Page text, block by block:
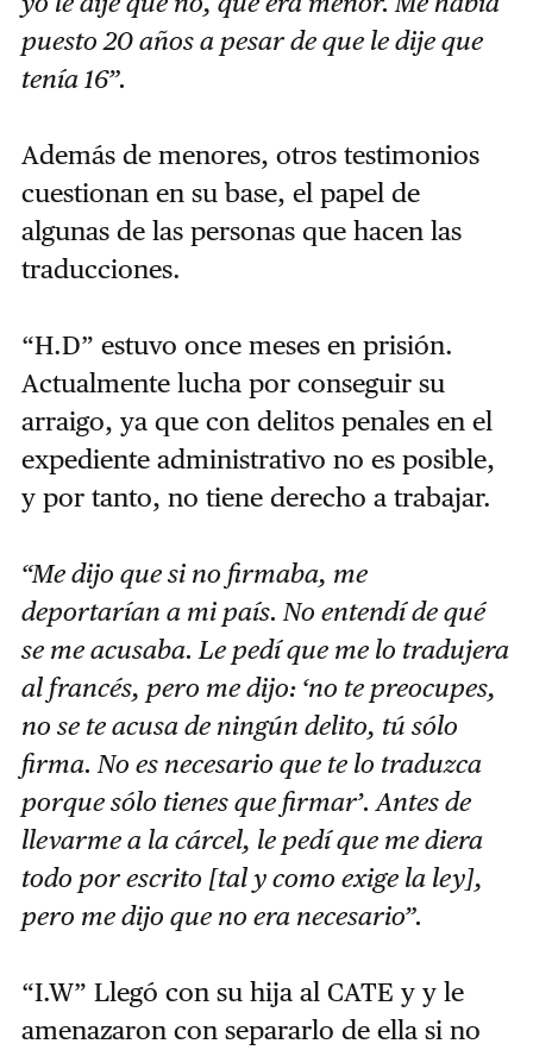
puesto 20 años a pesar de que le dije que
tenía 16”.
Además de menores, otros testimonios
cuestionan en su base, el papel de
algunas de las personas que hacen las
traducciones.
“H.D” estuvo once meses en prisión.
Actualmente lucha por conseguir su
arraigo, ya que con delitos penales en el
expediente administrativo no es posible,
y por tanto, no tiene derecho a trabajar.
“Me dijo que si no firmaba, me
deportarían a mi país. No entendí de qué
se me acusaba. Le pedí que me lo tradujera
al francés, pero me dijo: ‘no te preocupes,
no se te acusa de ningún delito, tú sólo
firma. No es necesario que te lo traduzca
porque sólo tienes que firmar’. Antes de
llevarme a la cárcel, le pedí que me diera
todo por escrito [tal y como exige la ley],
pero me dijo que no era necesario”.
“I.W” Llegó con su hija al CATE y y le
amenazaron con separarlo de ella si no